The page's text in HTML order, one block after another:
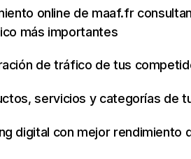
online de maaf.fr
más importantes
de tráfico de tus
servicios y categorías de
digital con mejor rendimiento